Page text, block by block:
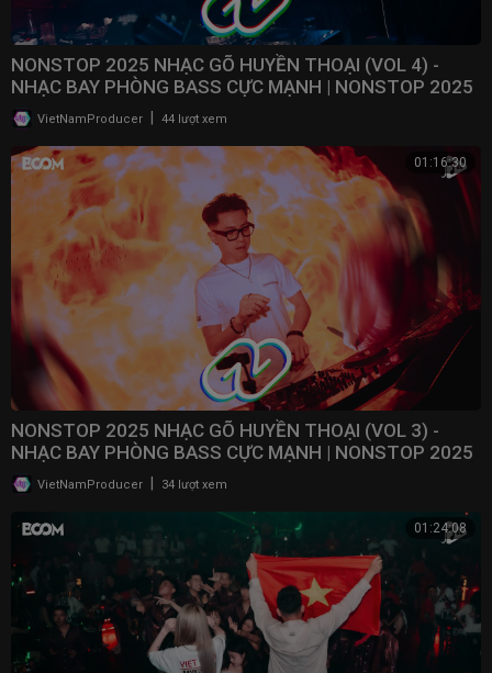
NONSTOP 2025 NHẠC GÕ HUYỀN THOẠI (VOL 4) -
NHẠC BAY PHÒNG BASS CỰC MẠNH | NONSTOP 2025
VINAHOUSE
VietNamProducer 44 lượt xem
01:16:30
NONSTOP 2025 NHẠC GÕ HUYỀN THOẠI (VOL 3) -
NHẠC BAY PHÒNG BASS CỰC MẠNH | NONSTOP 2025
VINAHOUSE
VietNamProducer 34 lượt xem
01:24:08